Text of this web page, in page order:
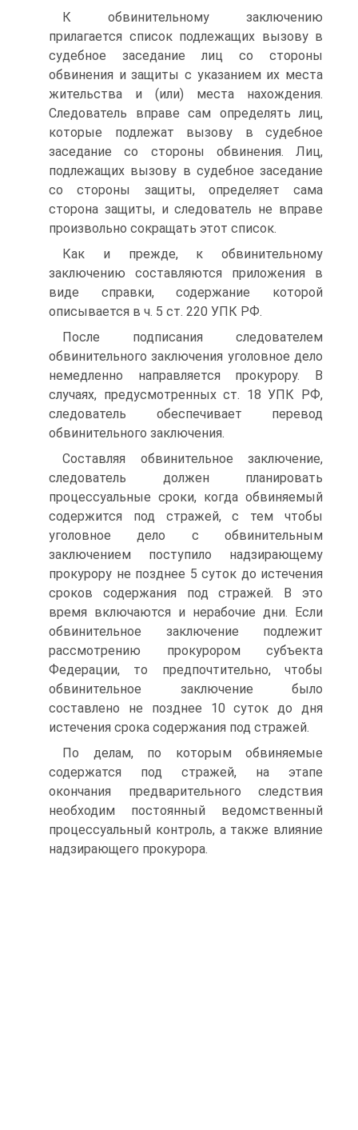
К обвинительному заключению
прилагается список подлежащих вызову в
судебное заседание лиц со стороны
обвинения и защиты с указанием их места
жительства и (или) места нахождения.
Следователь вправе сам определять лиц,
которые подлежат вызову в судебное
заседание со стороны обвинения. Лиц,
подлежащих вызову в судебное заседание
со стороны защиты, определяет сама
сторона защиты, и следователь не вправе
произвольно сокращать этот список.
Как и прежде, к обвинительному
заключению составляются приложения в
виде справки, содержание которой
описывается в ч. 5 ст. 220 УПК РФ.
После подписания следователем
обвинительного заключения уголовное дело
немедленно направляется прокурору. В
случаях, предусмотренных ст. 18 УПК РФ,
следователь обеспечивает перевод
обвинительного заключения.
Составляя обвинительное заключение,
следователь должен планировать
процессуальные сроки, когда обвиняемый
содержится под стражей, с тем чтобы
уголовное дело с обвинительным
заключением поступило надзирающему
прокурору не позднее 5 суток до истечения
сроков содержания под стражей. В это
время включаются и нерабочие дни. Если
обвинительное заключение подлежит
рассмотрению прокурором субъекта
Федерации, то предпочтительно, чтобы
обвинительное заключение было
составлено не позднее 10 суток до дня
истечения срока содержания под стражей.
По делам, по которым обвиняемые
содержатся под стражей, на этапе
окончания предварительного следствия
необходим постоянный ведомственный
процессуальный контроль, а также влияние
надзирающего прокурора.